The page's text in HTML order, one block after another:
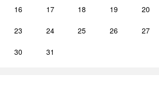
16 17 18 19 20
23 24 25 26 27
30 31